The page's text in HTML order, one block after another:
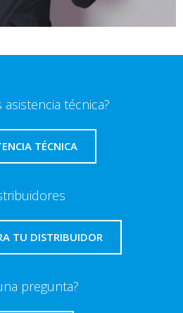
asistencia técnica?
TÉCNICA
TU DISTRIBUIDOR
pregunta?